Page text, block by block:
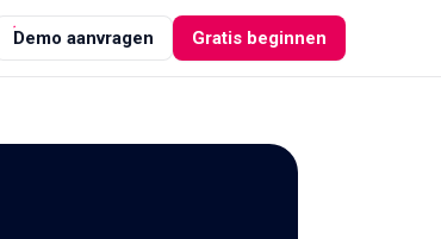
Demo aanvragen Gratis beginnen